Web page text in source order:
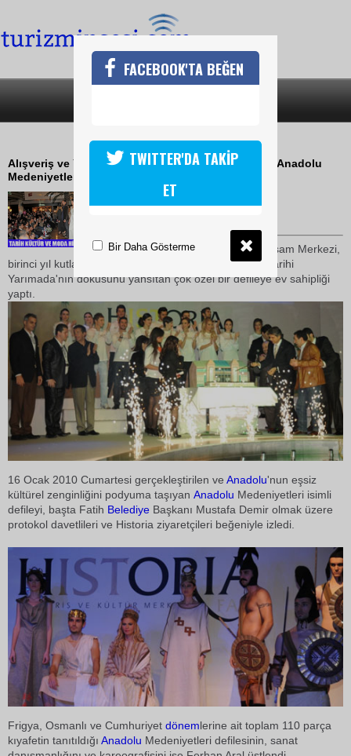
ANADOLU MEDENİYETLERİ DEFİLESİ
Alışveriş ve Yaşam Merkezi Historia Fatih, 1. Yıl'ını Anadolu
Medeniyetleri Defilesi ile kutladı
18 Ocak 2010 / 12:00
Historia Fatih Alışveriş ve Yaşam Merkezi,
birinci yıl kutlamaları kapsamında, içinde bulunduğu Tarihi
Yarımada'nın dokusunu yansıtan çok özel bir defileye ev sahipliği
yaptı.
16 Ocak 2010 Cumartesi gerçekleştirilen ve Anadolu'nun eşsiz
kültürel zenginliğini podyuma taşıyan  Anadolu Medeniyetleri isimli
defileyi, başta Fatih Belediye Başkanı Mustafa Demir olmak üzere
protokol davetlileri ve Historia ziyaretçileri beğeniyle izledi.
Frigya, Osmanlı ve Cumhuriyet dönemlerine ait toplam 110 parça
kıyafetin tanıtıldığı Anadolu Medeniyetleri defilesinin, sanat
FACEBOOK'TA BEĞEN
TWITTER'DA TAKİP
ET
Bir Daha Gösterme